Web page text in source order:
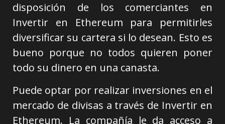
disposición de los comerciantes en
Invertir en Ethereum para permitirles
diversificar su cartera si lo desean. Esto es
bueno porque no todos quieren poner
todo su dinero en una canasta.
Puede optar por realizar inversiones en el
mercado de divisas a través de Invertir en
Ethereum. La compañía le da acceso a